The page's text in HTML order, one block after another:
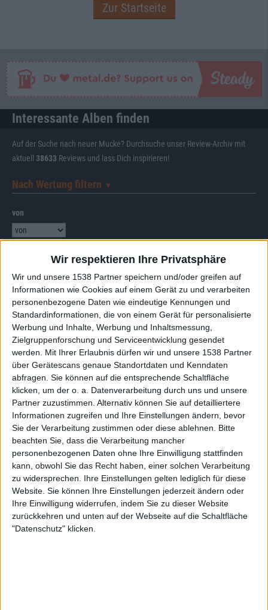
Wir respektieren Ihre Privatsphäre
Wir und unsere 1538 Partner speichern und/oder greifen auf
Informationen wie Cookies auf einem Gerät zu und verarbeiten
personenbezogene Daten wie eindeutige Kennungen und
Standardinformationen, die von einem Gerät für personalisierte
Werbung und Inhalte, Werbung und Inhaltsmessung,
Zielgruppenforschung und Serviceentwicklung gesendet
werden.
Mit Ihrer Erlaubnis dürfen wir und unsere 1538 Partner
über Gerätescans genaue Standortdaten und Kenndaten
abfragen. Sie können auf die entsprechende Schaltfläche
klicken, um der o. a. Datenverarbeitung durch uns und unsere
Partner zuzustimmen. Alternativ können Sie auf detailliertere
Informationen zugreifen und Ihre Einstellungen ändern, bevor
Sie der Verarbeitung zustimmen oder diese ablehnen.
Bitte
beachten Sie, dass die Verarbeitung mancher
personenbezogenen Daten ohne Ihre Einwilligung stattfinden
kann, obwohl Sie das Recht haben, einer solchen Verarbeitung
zu widersprechen. Ihre Einstellungen gelten lediglich für diese
Website. Sie können Ihre Einstellungen jederzeit ändern oder
Ihre Einwilligung widerrufen, indem Sie zu dieser Website
zurückkehren und unten auf der Webseite auf die Schaltfläche
"Datenschutz" klicken.
Zur Startseite
Interessante Alben finden
Auf der Suche nach neuer Mucke? Durchsuche unser Review-Archiv mit
aktuell 38633 Reviews und lass Dich inspirieren!
Nach Wertung filtern ▼︎
von
Punkten
Nach Genres filtern►︎
Aktuell